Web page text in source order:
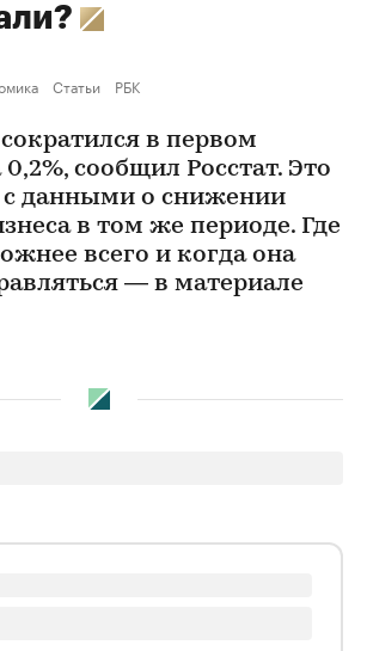
Статьи РБК
в первом
сообщил Росстат. Это
с данными о снижении
в том же периоде. Где
всего и когда она
— в материале